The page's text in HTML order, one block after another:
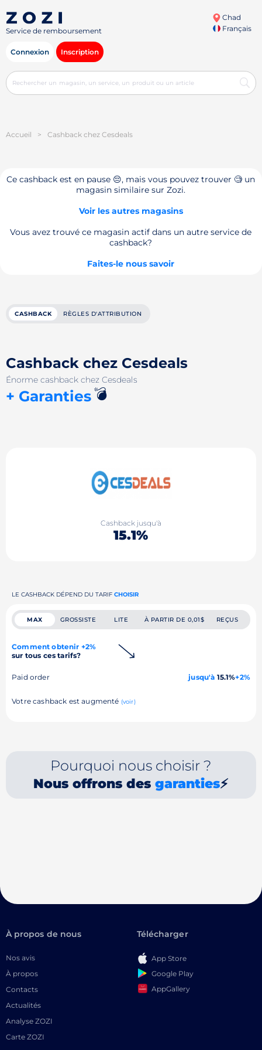
Service de remboursement
Chad
Français
Connexion Inscription
Accueil > Cashback chez Cesdeals
Ce cashback est en pause 😔, mais vous pouvez trouver 🧐 un
magasin similaire sur Zozi.
Voir les autres magasins
Vous avez trouvé ce magasin actif dans un autre service de
cashback?
Faites-le nous savoir
CASHBACK RÈGLES D'ATTRIBUTION
Cashback chez Cesdeals
Énorme cashback chez Cesdeals
+ Garanties💣
Cashback jusqu'à
15.1%
LE CASHBACK DÉPEND DU TARIF CHOISIR
MAX GROSSISTE LITE À PARTIR DE 0,01$ REÇUS
Comment obtenir +2%
sur tous ces tarifs?
Paid order jusqu'à 15.1%+2%
Votre cashback est augmenté (voir)
Pourquoi nous choisir ?
Nous offrons desgaranties⚡
À propos de nous
Nos avis
À propos
Contacts
Actualités
Analyse ZOZI
Carte ZOZI
Télécharger
App Store
Google Play
AppGallery